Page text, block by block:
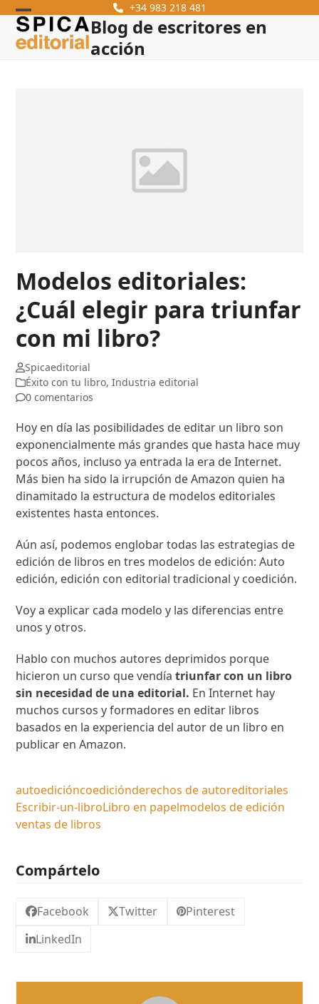
Skip
content
+34 983 218 481
Open
mobile
Close
mobile
Blog de escritores en
acción
Modelos editoriales:
¿Cuál elegir para triunfar
con mi libro?
Spicaeditorial
Éxito con tu libro,Industria editorial
0 comentarios
Hoy en día las posibilidades de editar un libro son
exponencialmente más grandes que hasta hace muy
pocos años, incluso ya entrada la era de Internet.
Más bien ha sido la irrupción de Amazon quien ha
dinamitado la estructura de modelos editoriales
existentes hasta entonces.
Aún así, podemos englobar todas las estrategias de
edición de libros en tres modelos de edición: Auto
edición, edición con editorial tradicional y coedición.
Voy a explicar cada modelo y las diferencias entre
unos y otros.
Hablo con muchos autores deprimidos porque
hicieron un curso que vendíatriunfar con un libro
sin necesidad de una editorial. En Internet hay
muchos cursos y formadores en editar libros
basados en la experiencia del autor de un libro en
publicar en Amazon.
autoedicióncoediciónderechos de autoreditoriales
Escribir-un-libroLibro en papelmodelos de edición
ventas de libros
Compártelo
Facebook Twitter
Pinterest
LinkedIn